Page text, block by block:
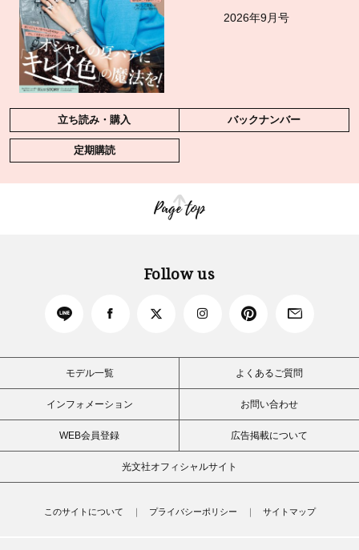
2026年9月号
立ち読み・購入 バックナンバー
定期購読
Page top
Follow us
モデル一覧 よくあるご質問
インフォメーション お問い合わせ
WEB会員登録 広告掲載について
光文社オフィシャルサイト
このサイトについて プライバシーポリシー サイトマップ